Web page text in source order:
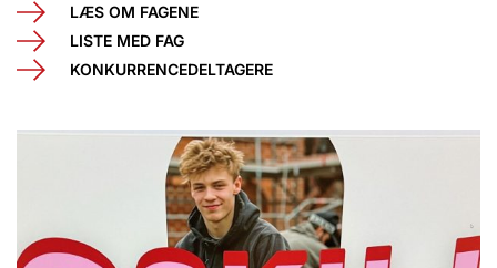
LÆS OM FAGENE
LISTE MED FAG
KONKURRENCEDELTAGERE